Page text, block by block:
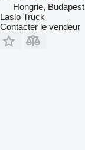
Hongrie, Budapest
Laslo Truck
Contacter le vendeur